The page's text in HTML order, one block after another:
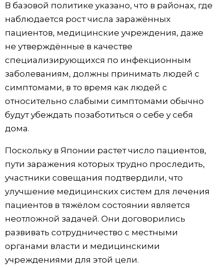
В базовой политике указано, что в районах, где
наблюдается рост числа заражённых
пациентов, медицинские учреждения, даже
не утверждённые в качестве
специализирующихся по инфекционным
заболеваниям, должны принимать людей с
симптомами, в то время как людей с
относительно слабыми симптомами обычно
будут убеждать позаботиться о себе у себя
дома.
Поскольку в Японии растет число пациентов,
пути заражения которых трудно проследить,
участники совещания подтвердили, что
улучшение медицинских систем для лечения
пациентов в тяжёлом состоянии является
неотложной задачей. Они договорились
развивать сотрудничество с местными
органами власти и медицинскими
учреждениями для этой цели.